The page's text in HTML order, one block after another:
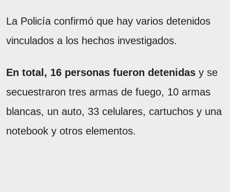
La Policía confirmó que hay varios detenidos
vinculados a los hechos investigados.
En total, 16 personas fueron detenidas y se
secuestraron tres armas de fuego, 10 armas
blancas, un auto, 33 celulares, cartuchos y una
notebook y otros elementos.